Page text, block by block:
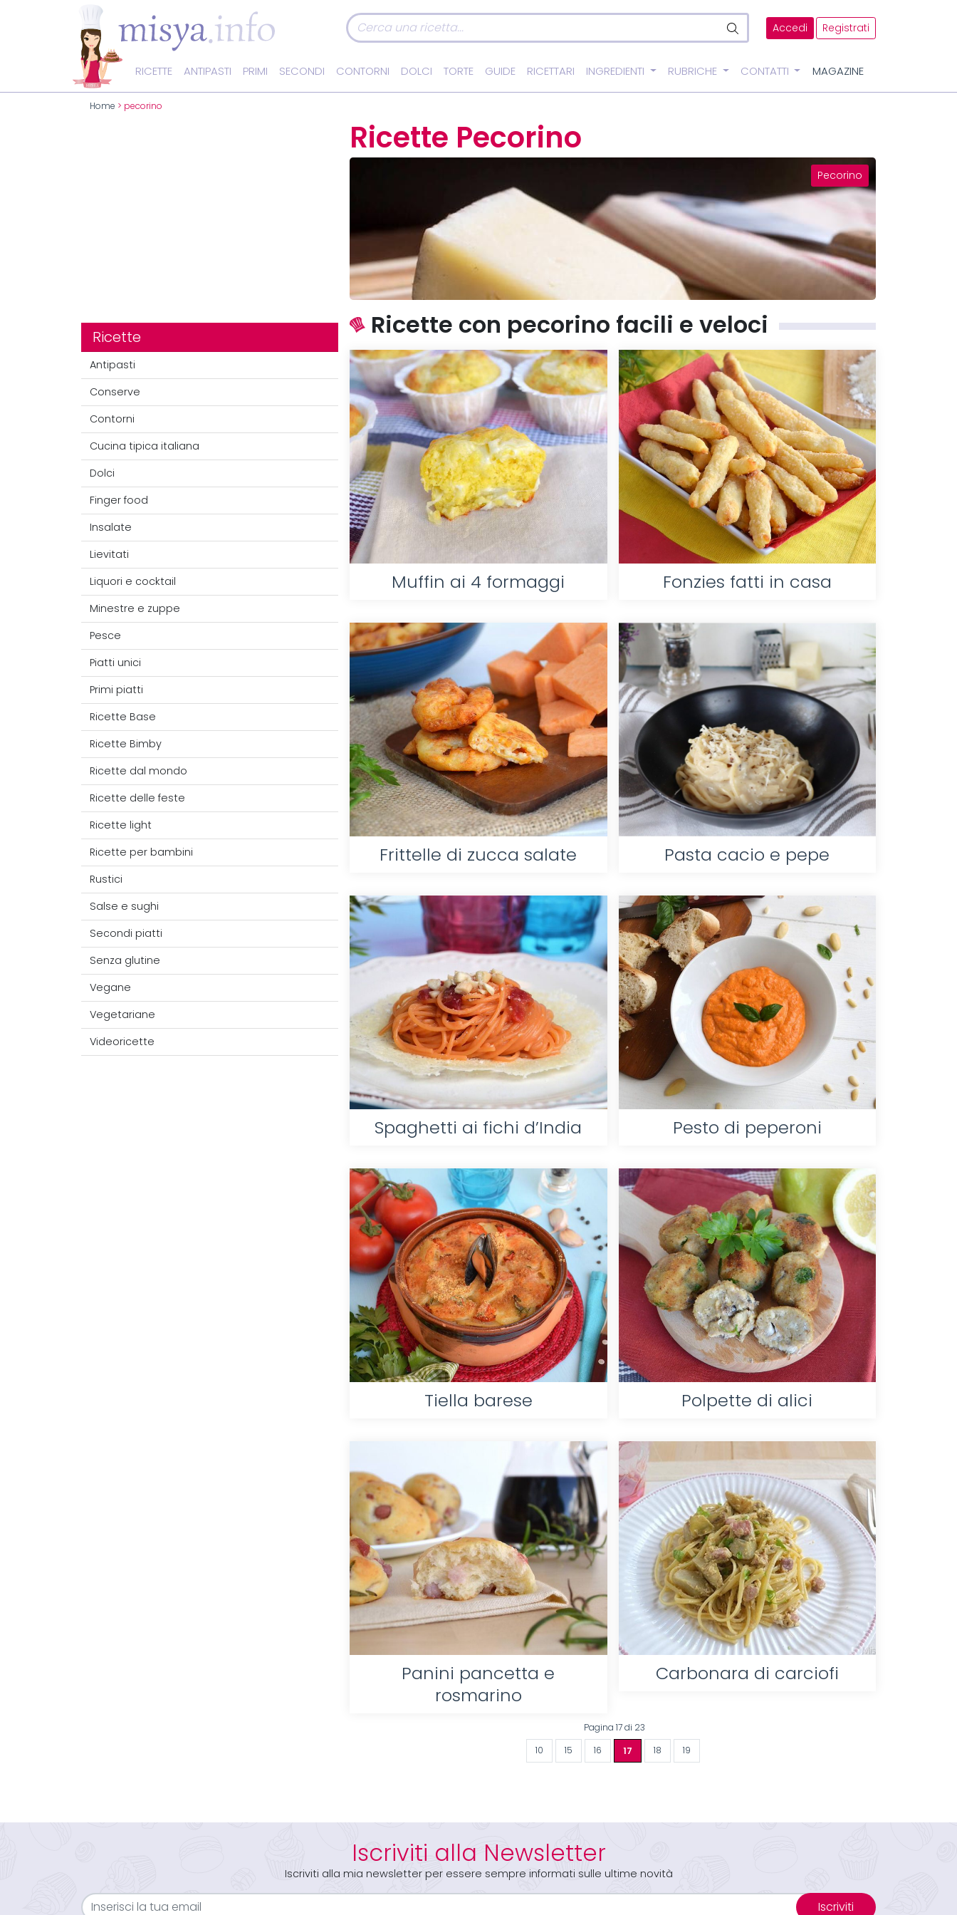
Accedi Registrati
RICETTE ANTIPASTI PRIMI SECONDI CONTORNI DOLCI TORTE GUIDE RICETTARI INGREDIENTI RUBRICHE CONTATTI MAGAZINE
Home > pecorino
Ricette
Antipasti
Conserve
Contorni
Cucina tipica italiana
Dolci
Finger food
Insalate
Lievitati
Liquori e cocktail
Minestre e zuppe
Pesce
Piatti unici
Primi piatti
Ricette Base
Ricette Bimby
Ricette dal mondo
Ricette delle feste
Ricette light
Ricette per bambini
Rustici
Salse e sughi
Secondi piatti
Senza glutine
Vegane
Vegetariane
Videoricette
Ricette Pecorino
Pecorino
Ricette con pecorino facili e veloci
Muffin ai 4 formaggi Fonzies fatti in casa
Frittelle di zucca salate Pasta cacio e pepe
Spaghetti ai fichi d’India Pesto di peperoni
Tiella barese Polpette di alici
Panini pancetta e
rosmarino
Carbonara di carciofi
Pagina 17 di 23
10 15 16 17 18 19
Iscriviti alla Newsletter
Iscriviti alla mia newsletter per essere sempre informati sulle ultime novità
Iscriviti